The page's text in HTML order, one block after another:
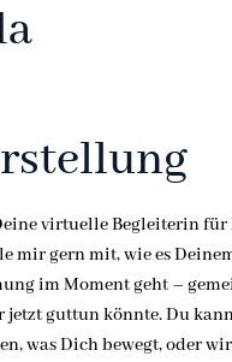
virtuelle Begleiterin für
mir gern mit, wie es
im Moment geht –
jetzt guttun könnte. Du
was Dich bewegt, oder